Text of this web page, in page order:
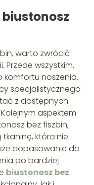
warto zwrócić
Przede wszystkim,
komfortu noszenia.
specjalistycznego
z dostępnych
aspektem
bez fiszbin,
która nie
dopasowanie do
po bardziej
biustonosz bez